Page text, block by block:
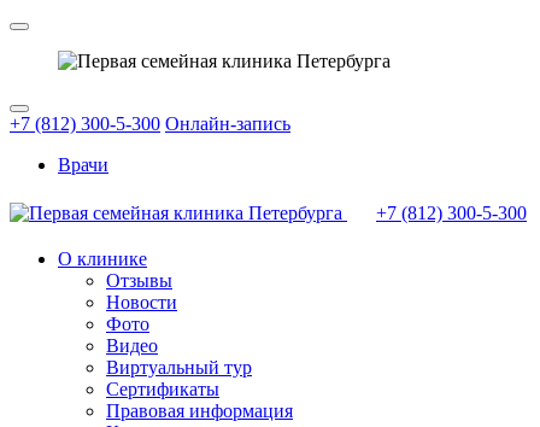
+7 (812) 300-5-300 Онлайн-запись
Врачи
+7 (812) 300-5-300
О клинике
Отзывы
Новости
Фото
Видео
Виртуальный тур
Сертификаты
Правовая информация